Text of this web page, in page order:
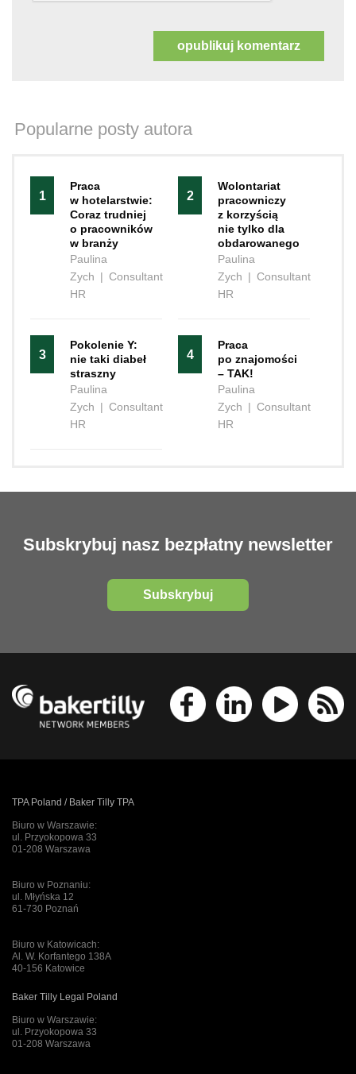
Popularne posty autora
1
Praca
w hotelarstwie:
Coraz trudniej
o pracowników
w branży
Paulina
Zych | Consultant
HR
2
Wolontariat
pracowniczy
z korzyścią
nie tylko dla
obdarowanego
Paulina
Zych | Consultant
HR
3
Pokolenie Y:
nie taki diabeł
straszny
Paulina
Zych | Consultant
HR
4
Praca
po znajomości
– TAK!
Paulina
Zych | Consultant
HR
Subskrybuj nasz bezpłatny newsletter
Subskrybuj
TPA Poland / Baker Tilly TPA
Biuro w Warszawie:
ul. Przyokopowa 33
01-208 Warszawa
Biuro w Poznaniu:
ul. Młyńska 12
61-730 Poznań
Biuro w Katowicach:
Al. W. Korfantego 138A
40-156 Katowice
Baker Tilly Legal Poland
Biuro w Warszawie:
ul. Przyokopowa 33
01-208 Warszawa